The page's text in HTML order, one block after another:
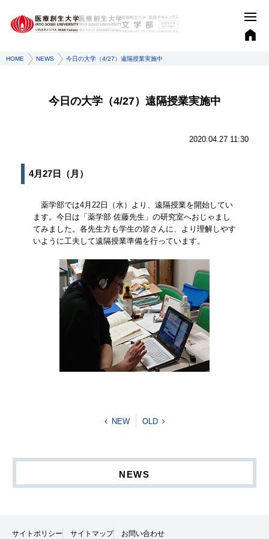
HOME NEWS 今日の大学（4/27）遠隔授業実施中
今日の大学（4/27）遠隔授業実施中
2020.04.27 11:30
4月27日（月）
薬学部では4月22日（水）より、遠隔授業を開始してい
ます。今日は「薬学部 佐藤先生」の研究室へおじゃまし
てみました。各先生方も学生の皆さんに、より理解しやす
いように工夫して遠隔授業準備を行っています。
NEW OLD
NEWS
サイトポリシー サイトマップ お問い合わせ